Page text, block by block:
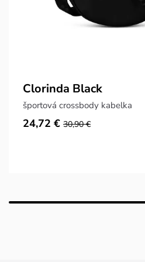
Clorinda Black
športová crossbody kabelka
24,72 € 30,90 €